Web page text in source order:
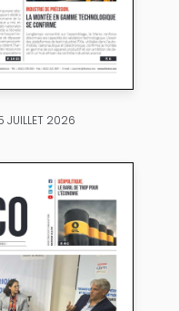
JUILLET 2026